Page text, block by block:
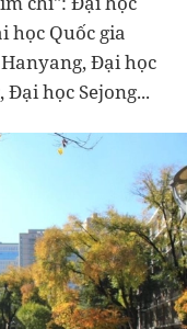
học Quốc gia
Đại học
học Sejong...